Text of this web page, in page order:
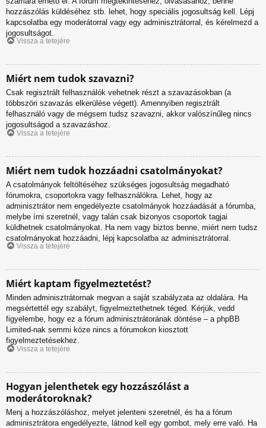
hozzászólás küldéséhez stb. lehet, hogy speciális jogosultság kell. Lépj
kapcsolatba egy moderátorral vagy egy adminisztrátorral, és kérelmezd a
jogosultságot.
Vissza a tetejére
Miért nem tudok szavazni?
Csak regisztrált felhasználók vehetnek részt a szavazásokban (a
többszöri szavazás elkerülése végett). Amennyiben regisztrált
felhasználó vagy de mégsem tudsz szavazni, akkor valószínűleg nincs
jogosultságod a szavazáshoz.
Vissza a tetejére
Miért nem tudok hozzáadni csatolmányokat?
A csatolmányok feltöltéséhez szükséges jogosultság megadható
fórumokra, csoportokra vagy felhasználókra. Lehet, hogy az
adminisztrátor nem engedélyezte csatolmányok hozzáadását a fórumba,
melybe írni szeretnél, vagy talán csak bizonyos csoportok tagjai
küldhetnek csatolmányokat. Ha nem vagy biztos benne, miért nem tudsz
csatolmányokat hozzáadni, lépj kapcsolatba az adminisztrátorral.
Vissza a tetejére
Miért kaptam figyelmeztetést?
Minden adminisztrátornak megvan a saját szabályzata az oldalára. Ha
megsértettél egy szabályt, figyelmeztethetnek téged. Kérjük, vedd
figyelembe, hogy ez a fórum adminisztrátorának döntése – a phpBB
Limited-nak semmi köze nincs a fórumokon kiosztott
figyelmeztetésekhez.
Vissza a tetejére
Hogyan jelenthetek egy hozzászólást a
moderátoroknak?
Menj a hozzászóláshoz, melyet jelenteni szeretnél, és ha a fórum
adminisztrátora engedélyezte, látnod kell egy gombot, mely erre való. Ha